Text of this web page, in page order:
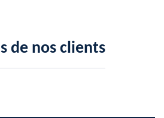
de nos clients